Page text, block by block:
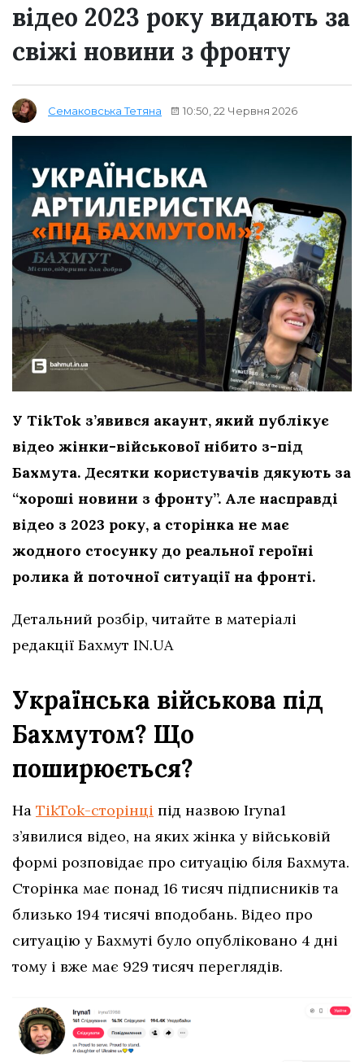
відео 2023 року видають за
свіжі новини з фронту
Семаковська Тетяна 10:50, 22 Червня 2026
У TikTok з’явився акаунт, який публікує
відео жінки-військової нібито з-під
Бахмута. Десятки користувачів дякують за
“хороші новини з фронту”. Але насправді
відео з 2023 року, а сторінка не має
жодного стосунку до реальної героїні
ролика й поточної ситуації на фронті.
Детальний розбір, читайте в матеріалі
редакції Бахмут IN.UA
Українська військова під
Бахмутом? Що
поширюється?
На TikTok-сторінці під назвою Iryna1
з’явилися відео, на яких жінка у військовій
формі розповідає про ситуацію біля Бахмута.
Сторінка має понад 16 тисяч підписників та
близько 194 тисячі вподобань. Відео про
ситуацію у Бахмуті було опубліковано 4 дні
тому і вже має 929 тисяч переглядів.